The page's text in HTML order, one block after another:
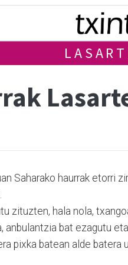
Saharako haurrak etorri
zituzten, hala nola,
anbulantzia bat ezagutu
pixka batean alde batera